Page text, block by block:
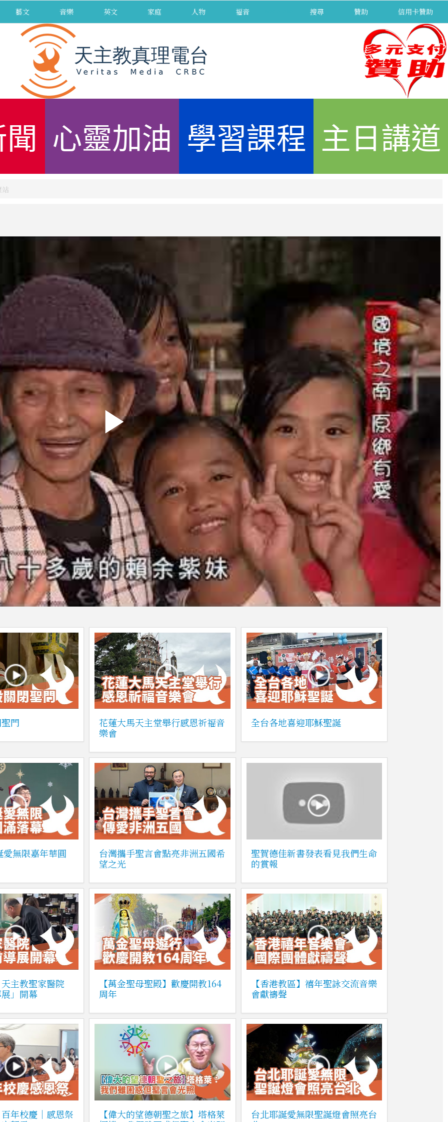
藝文 音樂 英文 家庭 人物 福音 搜尋 贊助 信用卡贊助
心靈加油 學習課程 主日講道
門
花蓮大馬天主堂舉行感恩祈福音
樂會
全台各地喜迎耶穌聖誕
無限嘉年華圓
台灣攜手聖言會點亮非洲五國希
望之光
聖賀德佳新書發表看見我們生命
的賞報
主教聖家醫院
」開幕
【萬金聖母聖殿】歡慶開教164
周年
【香港教區】禧年聖詠交流音樂
會獻禱聲
年校慶｜感恩祭
【偉大的望德朝聖之旅】塔格萊
台北耶誕愛無限聖誕燈會照亮台